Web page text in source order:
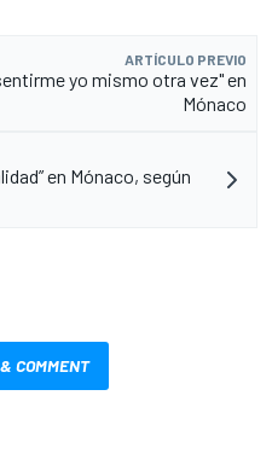
ARTÍCULO PREVIO
yo mismo otra vez" en
Mónaco
en Mónaco, según
COMMENT